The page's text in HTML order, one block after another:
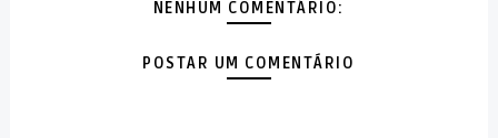
NENHUM COMENTÁRIO:
POSTAR UM COMENTÁRIO